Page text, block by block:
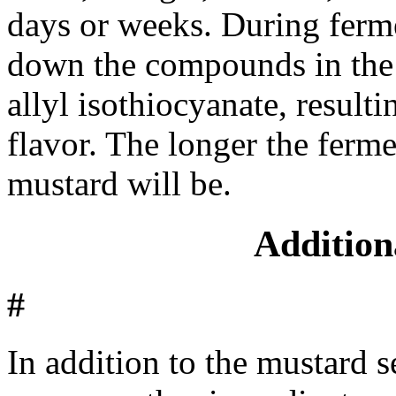
days or weeks. During
down the compounds in
allyl isothiocyanate,
flavor. The longer the
mustard will be.
#
In addition to the mustard